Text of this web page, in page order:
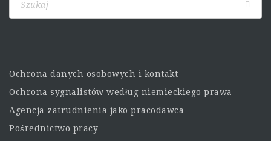
Ochrona danych osobowych i kontakt
Ochrona sygnalistów według niemieckiego prawa
Agencja zatrudnienia jako pracodawca
Pośrednictwo pracy